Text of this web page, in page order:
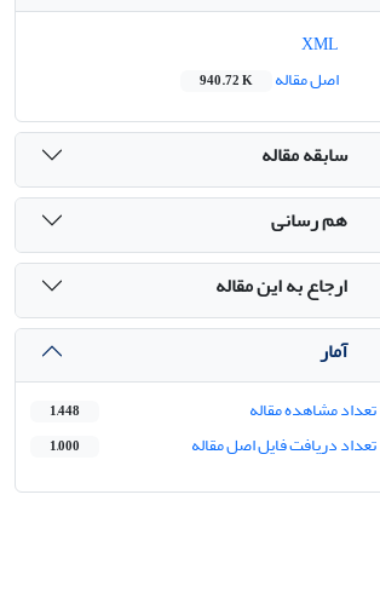
اصل مقاله
940.72 K
سابقه مقاله
هم رسانی
ارجاع به این مقاله
آمار
تعداد مشاهده مقاله 1,448
تعداد دریافت فایل اصل مقاله 1,000